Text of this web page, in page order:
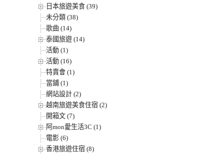
日本旅遊美食 (39)
未分類 (38)
歌曲 (14)
泰國旅遊 (14)
活動 (1)
活動 (16)
特賣會 (1)
當鋪 (1)
網站設計 (2)
越南旅遊美食住宿 (2)
開箱文 (7)
阿mon愛生活3C (1)
電影 (6)
香港旅遊住宿 (8)